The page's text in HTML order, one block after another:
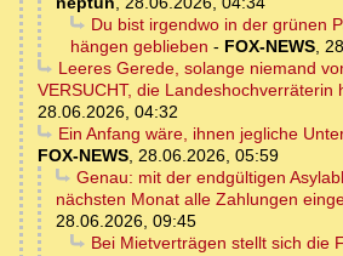
Du bist irgendwo in der grünen
hängen geblieben - FOX-NEWS,
Leeres Gerede, solange niemand
VERSUCHT, die Landeshochverräterin
28.06.2026, 04:32
Ein Anfang wäre, ihnen jegliche
FOX-NEWS, 28.06.2026, 05:59
Genau: mit der endgültigen
nächsten Monat alle Zahlungen
28.06.2026, 09:45
Bei Mietverträgen stellt sich die